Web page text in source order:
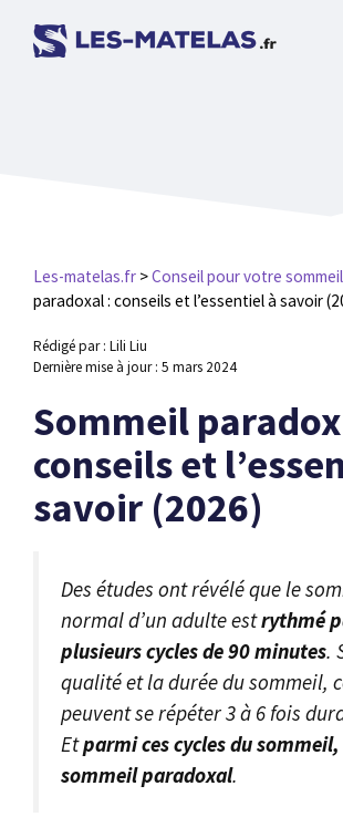
Les-matelas.fr >Conseil pour votre sommeil
paradoxal : conseils et l’essentiel à savoir
Rédigé par : Lili Liu
Dernière mise à jour : 5 mars 2024
Sommeil
conseils et
savoir (2026)
Des études ont révélé que le
normal d’un adulte estrythmé
plusieurs cycles de 90 minutes.
qualité et la durée du sommeil,
peuvent se répéter 3 à 6 fois
Etparmi ces cycles du
sommeil paradoxal.